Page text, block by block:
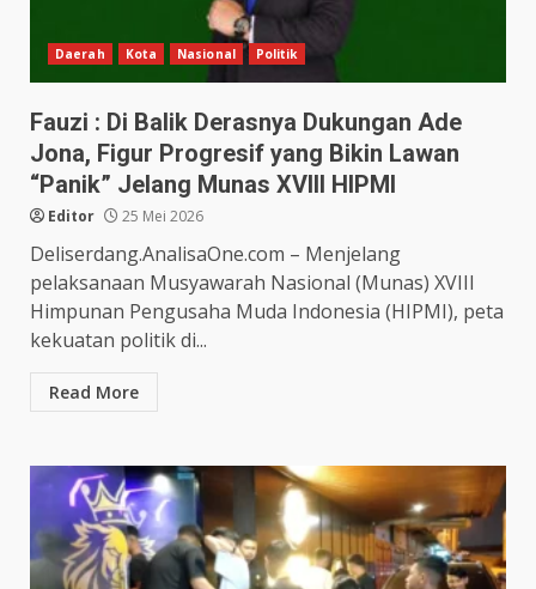
Daerah Kota Nasional Politik
Fauzi : Di Balik Derasnya Dukungan Ade
Jona, Figur Progresif yang Bikin Lawan
“Panik” Jelang Munas XVIII HIPMI
Editor 25 Mei 2026
Deliserdang.AnalisaOne.com – Menjelang
pelaksanaan Musyawarah Nasional (Munas) XVIII
Himpunan Pengusaha Muda Indonesia (HIPMI), peta
kekuatan politik di...
Read More